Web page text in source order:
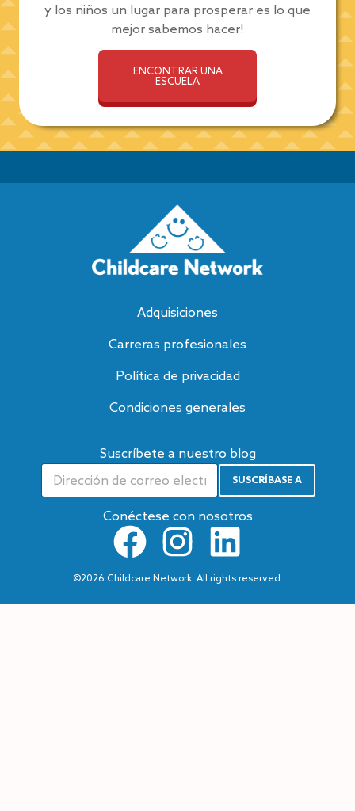
y los niños un lugar para prosperar es lo que
mejor sabemos hacer!
ENCONTRAR UNA
ESCUELA
Adquisiciones
Carreras profesionales
Política de privacidad
Condiciones generales
Suscríbete a nuestro blog
SUSCRÍBASE A
A
lt
e
r
n
a
ti
v
Conéctese con nosotros
©2026 Childcare Network. All rights reserved.